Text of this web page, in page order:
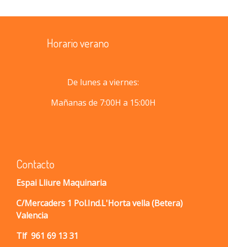
Horario verano
De lunes a viernes:
Mañanas de 7:00H a 15:00H
Contacto
Espai Lliure Maquinaria
C/Mercaders 1 Pol.Ind.L'Horta vella (Betera)
Valencia
Tlf 961 69 13 31